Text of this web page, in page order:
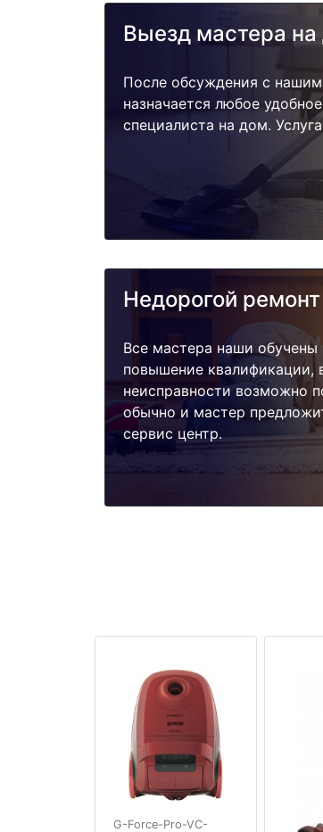
Выезд мастера
После обсуждения с
назначается любое
специалиста на дом.
Недорогой ремонт
Все мастера наши
повышение квалификации,
неисправности возможно
обычно и мастер
сервис центр.
G-Force-Pro-VC-